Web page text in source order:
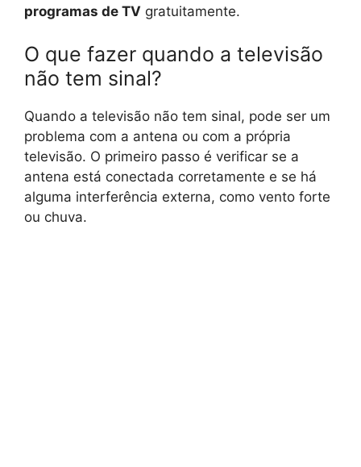
programas de TV gratuitamente.
O que fazer quando a televisão
não tem sinal?
Quando a televisão não tem sinal, pode ser um
problema com a antena ou com a própria
televisão. O primeiro passo é verificar se a
antena está conectada corretamente e se há
alguma interferência externa, como vento forte
ou chuva.